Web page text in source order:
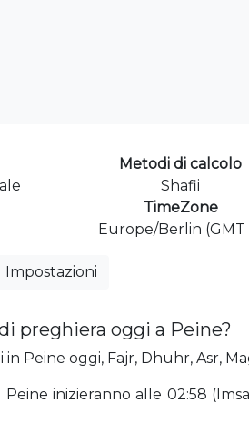
Metodi di calcolo
Shafii
TimeZone
Europe/Berlin (GMT
Impostazioni
preghiera oggi a Peine?
Peine oggi, Fajr, Dhuhr, Asr,
inizieranno alle 02:58